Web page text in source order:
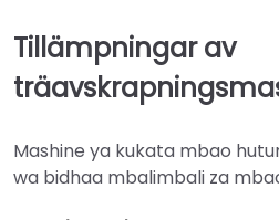
Tillämpningar av
Mashine ya kukata mbao
wa bidhaa mbalimbali za